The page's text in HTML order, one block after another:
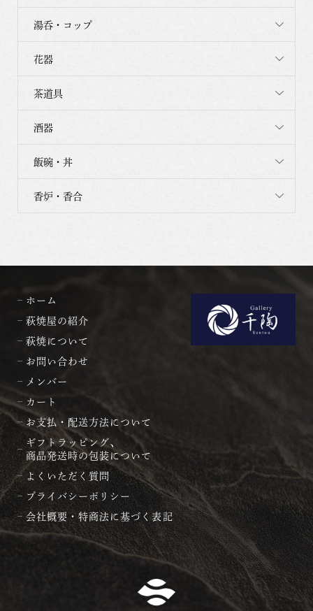
湯呑・コップ
花器
茶道具
酒器
飯碗・丼
香炉・香合
ホーム
萩焼屋の紹介
萩焼について
お問い合わせ
メンバー
カート
お支払・配送方法について
ギフトラッピング、
商品発送時の包装について
よくいただく質問
プライバシーポリシー
会社概要・特商法に基づく表記